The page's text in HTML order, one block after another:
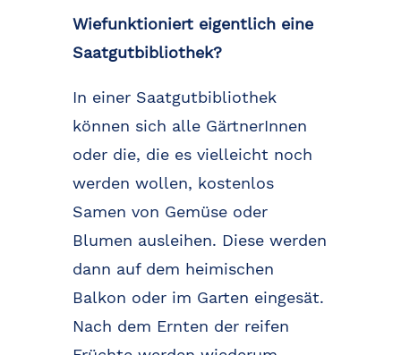
Wiefunktioniert eigentlich eine
Saatgutbibliothek?
In einer Saatgutbibliothek
können sich alle GärtnerInnen
oder die, die es vielleicht noch
werden wollen, kostenlos
Samen von Gemüse oder
Blumen ausleihen. Diese werden
dann auf dem heimischen
Balkon oder im Garten eingesät.
Nach dem Ernten der reifen